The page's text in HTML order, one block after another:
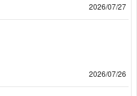
2026/07/27
2026/07/26